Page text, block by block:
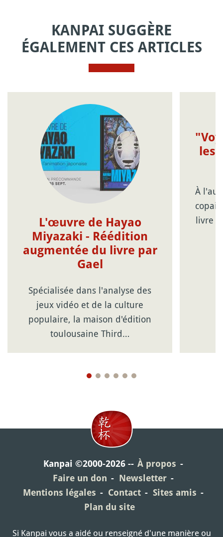
KANPAI SUGGÈRE
ÉGALEMENT CES ARTICLES
L'œuvre de Hayao
Miyazaki - Réédition
augmentée du livre par
Gael
Spécialisée dans l'analyse des
jeux vidéo et de la culture
populaire, la maison d'édition
toulousaine Third…
les
À
livre
Kanpai ©2000-2026
À propos
Faire un don
Newsletter
Mentions légales
Contact
Sites amis
Plan du site
Si Kanpai vous a aidé ou renseigné d'une manière ou